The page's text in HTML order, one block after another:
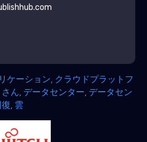
ケーション クラウドプラットフ
さん データセンター データセン
雲